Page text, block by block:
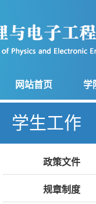
网站首页 学
学生工作
政策文件
规章制度